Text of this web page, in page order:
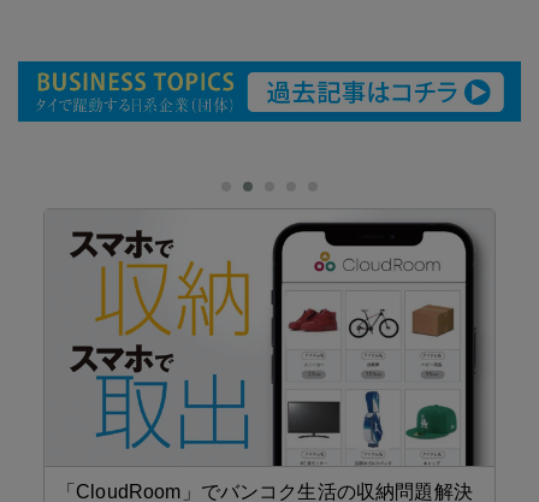
「CloudRoom」でバンコク生活の収納問題解決